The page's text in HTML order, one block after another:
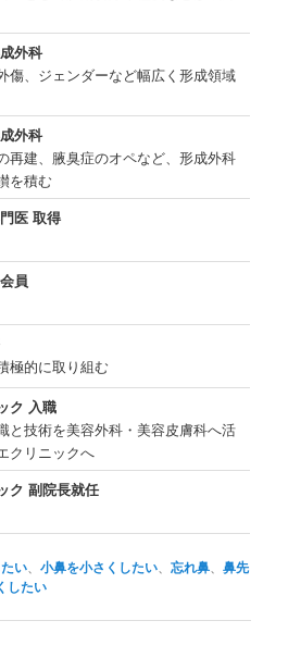
外科
傷、ジェンダーなど幅広く形成領域
外科
再建、腋臭症のオペなど、形成外科
を積む
医 取得
員
極的に取り組む
ク 入職
と技術を美容外科・美容皮膚科へ活
クリニックへ
ク 副院長就任
い、小鼻を小さくしたい、忘れ鼻、鼻先
したい